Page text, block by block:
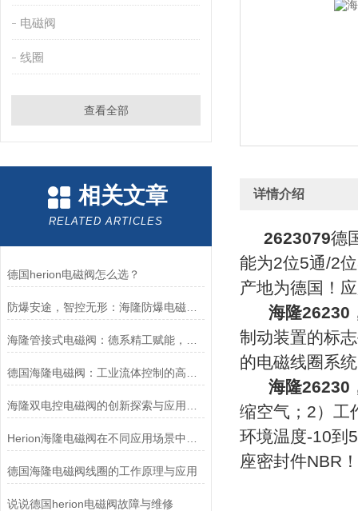
电磁阀
线圈
查看全部
相关文章
RELATED ARTICLES
德国herion电磁阀怎么选？
防爆安途，智控无形：海隆防爆电磁阀，危险区域的可靠卫士
德国海隆电磁阀线圈的工作原理与应用
说说德国herion电磁阀故障与维修
详情介绍
2623079德
能为2位5通/2
产地为德国！
海隆26230
制动装置的标
的电磁线圈系
海隆26230
缩空气；2）工
环境温度-10到
座密封件NBR！